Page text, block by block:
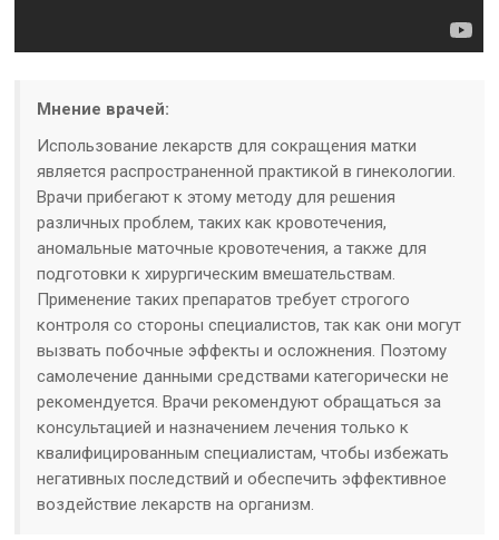
Мнение врачей:
Использование лекарств для сокращения матки
является распространенной практикой в гинекологии.
Врачи прибегают к этому методу для решения
различных проблем, таких как кровотечения,
аномальные маточные кровотечения, а также для
подготовки к хирургическим вмешательствам.
Применение таких препаратов требует строгого
контроля со стороны специалистов, так как они могут
вызвать побочные эффекты и осложнения. Поэтому
самолечение данными средствами категорически не
рекомендуется. Врачи рекомендуют обращаться за
консультацией и назначением лечения только к
квалифицированным специалистам, чтобы избежать
негативных последствий и обеспечить эффективное
воздействие лекарств на организм.